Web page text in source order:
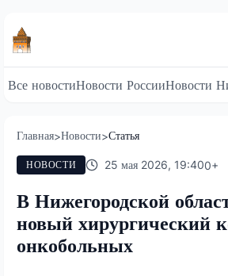
Все новостиНовости РоссииНовости
Главная>Новости>Статья
НОВОСТИ 25 мая 2026, 19:400+
В Нижегородской
новый хирургический
онкобольных